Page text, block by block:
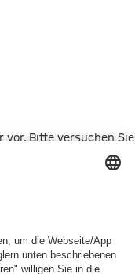
vor. Bitte versuchen Sie